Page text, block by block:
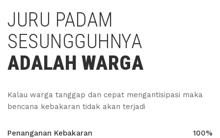
JURU PADAM
SESUNGGUHNYA
ADALAH WARGA
Kalau warga tanggap dan cepat mengantisipasi maka
bencana kebakaran tidak akan terjadi
Penanganan Kebakaran 100%